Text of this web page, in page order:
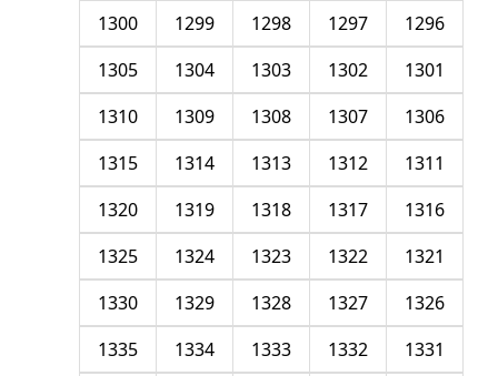
1296
1297
1298
1299
1300
1301
1302
1303
1304
1305
1306
1307
1308
1309
1310
1311
1312
1313
1314
1315
1316
1317
1318
1319
1320
1321
1322
1323
1324
1325
1326
1327
1328
1329
1330
1331
1332
1333
1334
1335